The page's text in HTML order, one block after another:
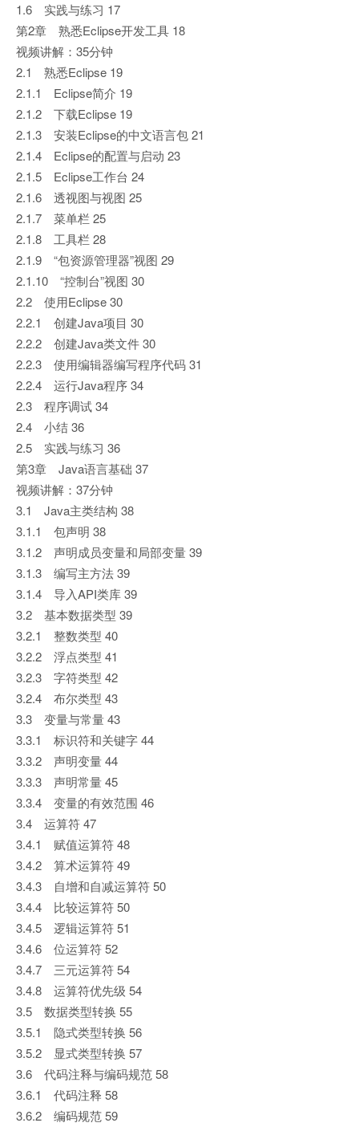
1.6 实践与练习 17
第2章 熟悉Eclipse开发工具 18
视频讲解：35分钟
2.1 熟悉Eclipse 19
2.1.1 Eclipse简介 19
2.1.2 下载Eclipse 19
2.1.3 安装Eclipse的中文语言包 21
2.1.4 Eclipse的配置与启动 23
2.1.5 Eclipse工作台 24
2.1.6 透视图与视图 25
2.1.7 菜单栏 25
2.1.8 工具栏 28
2.1.9 “包资源管理器”视图 29
2.1.10 “控制台”视图 30
2.2 使用Eclipse 30
2.2.1 创建Java项目 30
2.2.2 创建Java类文件 30
2.2.3 使用编辑器编写程序代码 31
2.2.4 运行Java程序 34
2.3 程序调试 34
2.4 小结 36
2.5 实践与练习 36
第3章 Java语言基础 37
视频讲解：37分钟
3.1 Java主类结构 38
3.1.1 包声明 38
3.1.2 声明成员变量和局部变量 39
3.1.3 编写主方法 39
3.1.4 导入API类库 39
3.2 基本数据类型 39
3.2.1 整数类型 40
3.2.2 浮点类型 41
3.2.3 字符类型 42
3.2.4 布尔类型 43
3.3 变量与常量 43
3.3.1 标识符和关键字 44
3.3.2 声明变量 44
3.3.3 声明常量 45
3.3.4 变量的有效范围 46
3.4 运算符 47
3.4.1 赋值运算符 48
3.4.2 算术运算符 49
3.4.3 自增和自减运算符 50
3.4.4 比较运算符 50
3.4.5 逻辑运算符 51
3.4.6 位运算符 52
3.4.7 三元运算符 54
3.4.8 运算符优先级 54
3.5 数据类型转换 55
3.5.1 隐式类型转换 56
3.5.2 显式类型转换 57
3.6 代码注释与编码规范 58
3.6.1 代码注释 58
3.6.2 编码规范 59